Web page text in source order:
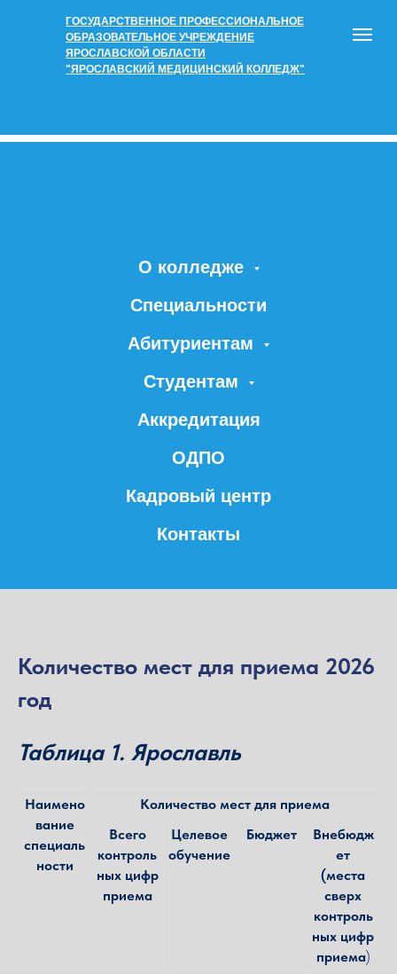
ГОСУДАРСТВЕННОЕ ПРОФЕССИОНАЛЬНОЕ
ОБРАЗОВАТЕЛЬНОЕ УЧРЕЖДЕНИЕ
ЯРОСЛАВСКОЙ ОБЛАСТИ
"ЯРОСЛАВСКИЙ МЕДИЦИНСКИЙ КОЛЛЕДЖ"
О колледже
Специальности
Абитуриентам
Студентам
Аккредитация
ОДПО
Кадровый центр
Контакты
Количество мест для приема 2026
год
Таблица 1. Ярославль
Наимено
вание
специаль
ности
Количество мест для приема
Всего
контроль
ных цифр
приема
Целевое
обучение
Бюджет
Внебюдж
ет
(места
сверх
контроль
ных цифр
приема)